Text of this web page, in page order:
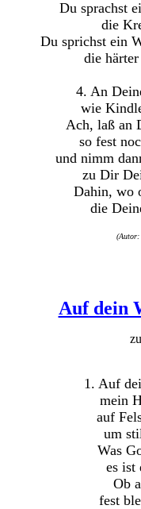
Du sprachst
die
Du sprichst ein
die
4. An
wie
Ach, laß an
so fest
und nimm
zu Dir
Dahin, wo
die
(Autor:
Auf dein
1. Auf
mein
auf
um
Was
es ist
Ob
fest